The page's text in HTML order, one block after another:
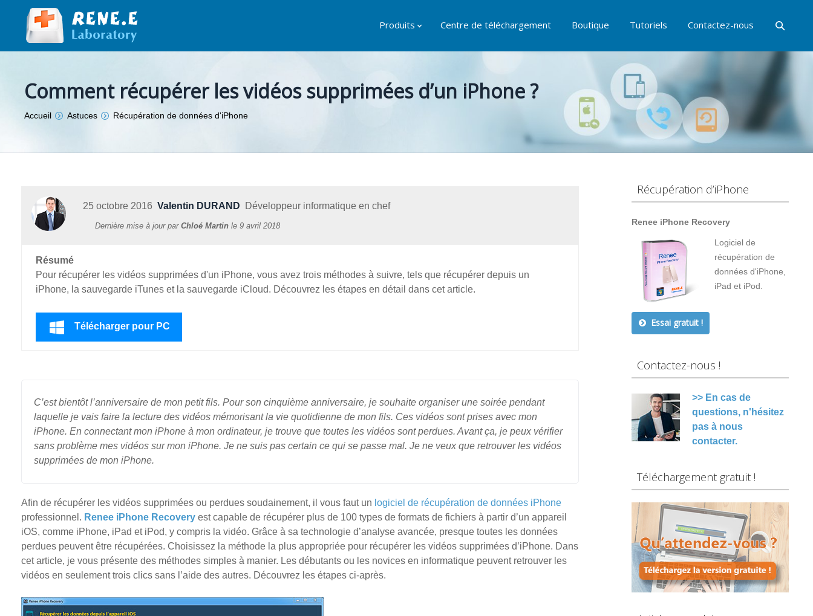
Produits Centre de téléchargement Boutique Tutoriels Contactez-nous
Comment récupérer les vidéos supprimées d’un iPhone ?
Vous êtes ici :
Accueil Astuces Récupération de données d'iPhone
25 octobre 2016 Valentin DURAND Développeur informatique en chef
Dernière mise à jour par Chloé Martin le 9 avril 2018
Résumé
Pour récupérer les vidéos supprimées d'un iPhone, vous avez trois méthodes à suivre, tels que récupérer depuis un
iPhone, la sauvegarde iTunes et la sauvegarde iCloud. Découvrez les étapes en détail dans cet article.
Télécharger pour PC
C’est bientôt l’anniversaire de mon petit fils. Pour son cinquième anniversaire, je souhaite organiser une soirée pendant
laquelle je vais faire la lecture des vidéos mémorisant la vie quotidienne de mon fils. Ces vidéos sont prises avec mon
iPhone. En connectant mon iPhone à mon ordinateur, je trouve que toutes les vidéos sont perdues. Avant ça, je peux vérifier
sans problème mes vidéos sur mon iPhone. Je ne suis pas certain ce qui se passe mal. Je ne veux que retrouver les vidéos
supprimées de mon iPhone.
Afin de récupérer les vidéos supprimées ou perdues soudainement, il vous faut un logiciel de récupération de données iPhone
professionnel. Renee iPhone Recovery est capable de récupérer plus de 100 types de formats de fichiers à partir d’un appareil
iOS, comme iPhone, iPad et iPod, y compris la vidéo. Grâce à sa technologie d’analyse avancée, presque toutes les données
perdues peuvent être récupérées. Choisissez la méthode la plus appropriée pour récupérer les vidéos supprimées d’iPhone. Dans
cet article, je vous présente des méthodes simples à manier. Les débutants ou les novices en informatique peuvent retrouver les
vidéos en seulement trois clics sans l’aide des autres. Découvrez les étapes ci-après.
Récupération d’iPhone
Renee iPhone Recovery
Logiciel de
récupération de
données d'iPhone,
iPad et iPod.
Essai gratuit !
Contactez-nous !
>> En cas de
questions, n'hésitez
pas à nous
contacter.
Téléchargement gratuit !